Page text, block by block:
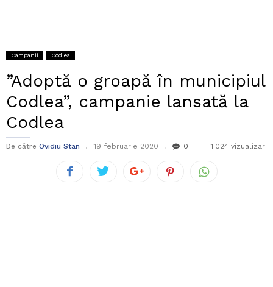
Campanii Codlea
”Adoptă o groapă în municipiul
Codlea”, campanie lansată la
Codlea
De către Ovidiu Stan 19 februarie 2020 0 1.024 vizualizari